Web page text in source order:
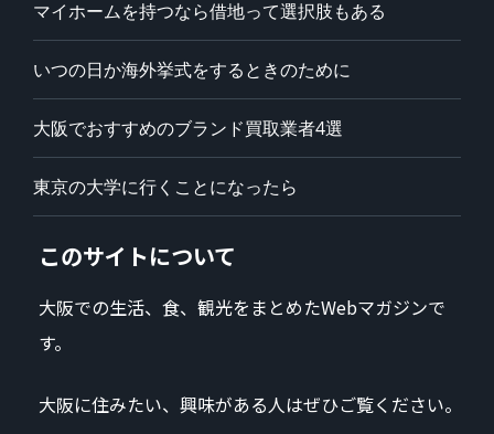
マイホームを持つなら借地って選択肢もある
いつの日か海外挙式をするときのために
大阪でおすすめのブランド買取業者4選
東京の大学に行くことになったら
このサイトについて
大阪での生活、食、観光をまとめたWebマガジンで
す。
大阪に住みたい、興味がある人はぜひご覧ください。